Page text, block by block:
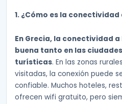
1. ¿Cómo es la
En Grecia, la conectividad
buena tanto en las
turísticas. En las zonas
visitadas, la conexión puede
confiable. Muchos hoteles,
ofrecen wifi gratuito, pero